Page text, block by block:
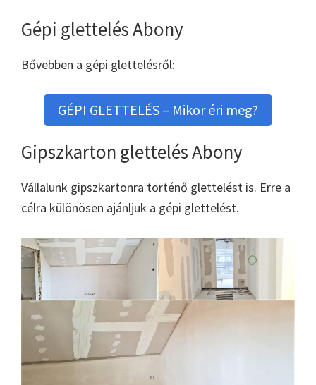
Gépi glettelés Abony
Bővebben a gépi glettelésről:
GÉPI GLETTELÉS – Mikor éri meg?
Gipszkarton glettelés Abony
Vállalunk gipszkartonra történő glettelést is. Erre a
célra különösen ajánljuk a gépi glettelést.